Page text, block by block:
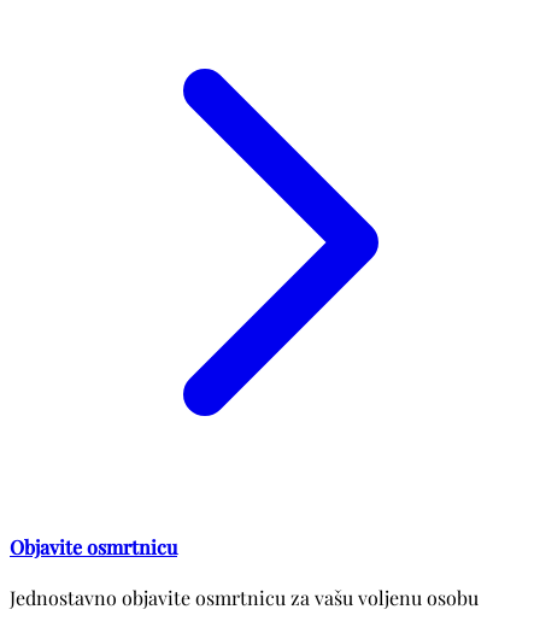
Objavite osmrtnicu
Jednostavno objavite osmrtnicu za vašu voljenu osobu